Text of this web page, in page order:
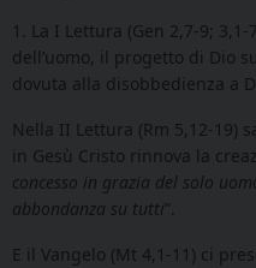
1. La I Lettura (Gen 2,7-9; 3,1-
dell’uomo, il progetto di Dio
dovuta alla disobbedienza a
Nella II Lettura (Rm 5,12-19)
in Gesù Cristo rinnova la
concesso in grazia del solo
abbondanza su tutti”.
E il Vangelo (Mt 4,1-11) ci